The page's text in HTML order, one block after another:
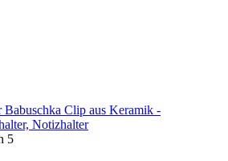
Babuschka Clip aus Keramik -
Notizhalter
5